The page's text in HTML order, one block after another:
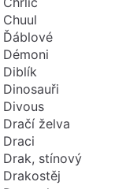
Chuul
Ďáblové
Démoni
Diblík
Dinosauři
Divous
Dračí želva
Draci
Drak, stínový
Drakostěj